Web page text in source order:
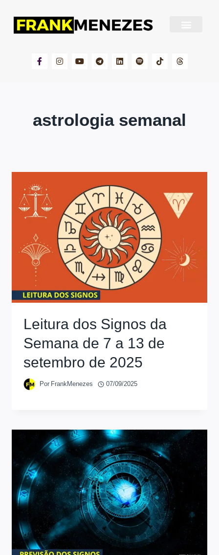
astrologia semanal
Leitura dos Signos da
Semana de 7 a 13 de
setembro de 2025
Por FrankMenezes 07/09/2025